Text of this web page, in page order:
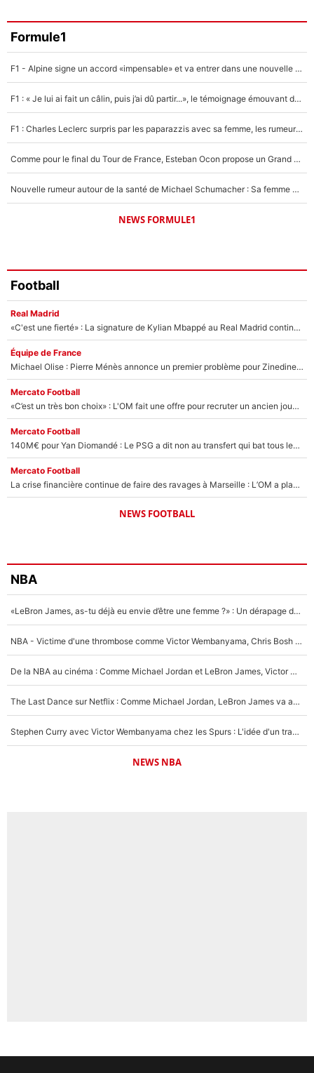
Faris Moumbagna
5%
Un autre joueur
5%
Formule1
F1 - Alpine signe un accord «impensable» et va entrer dans une nouvelle dimension : Grande nouvelle pour Pierre Gasly !
F1 : « Je lui ai fait un câlin, puis j’ai dû partir...», le témoignage émouvant de Max Verstappen sur sa fille
F1 : Charles Leclerc surpris par les paparazzis avec sa femme, les rumeurs étaient vraies !
Comme pour le final du Tour de France, Esteban Ocon propose un Grand Prix de Formule 1 à Paris : «Autour de l’Arc de Triomphe, ce serait génial» !
Nouvelle rumeur autour de la santé de Michael Schumacher : Sa femme Corinna sort du silence
NEWS FORMULE1
Football
Real Madrid
«C'est une fierté» : La signature de Kylian Mbappé au Real Madrid continue de régaler l'Espagne
Équipe de France
Michael Olise : Pierre Ménès annonce un premier problème pour Zinedine Zidane en équipe de France
Mercato Football
«C’est un très bon choix» : L'OM fait une offre pour recruter un ancien joueur du PSG... et c'est validé dans l'After Foot !
Mercato Football
140M€ pour Yan Diomandé : Le PSG a dit non au transfert qui bat tous les records sur le mercato
Mercato Football
La crise financière continue de faire des ravages à Marseille : L’OM a placé 12 joueurs sur le marché des transferts… et ça pourrait lui rapporter près de 100M€ !
NEWS FOOTBALL
NBA
«LeBron James, as-tu déjà eu envie d’être une femme ?» : Un dérapage de Donald Trump sur la superstar de la NBA refait surface
NBA - Victime d'une thrombose comme Victor Wembanyama, Chris Bosh prévient le Français des risques sur sa santé : «J’ai failli mourir sur le coup et j’ai été ramené à la vie»
De la NBA au cinéma : Comme Michael Jordan et LeBron James, Victor Wembanyama rêve d'une carrière d'acteur !
The Last Dance sur Netflix : Comme Michael Jordan, LeBron James va avoir le droit à sa série !
Stephen Curry avec Victor Wembanyama chez les Spurs : L'idée d'un trade historique est lancée en NBA !
NEWS NBA